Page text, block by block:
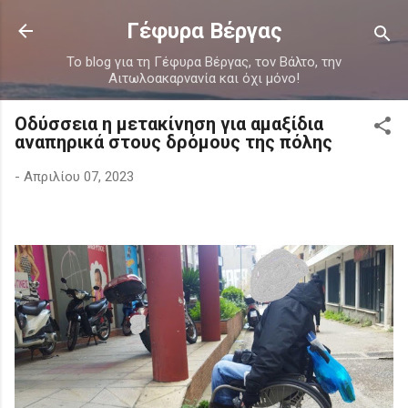
Μετάβαση στο κύριο περιεχόμενο
Γέφυρα Βέργας
Το blog για τη Γέφυρα Βέργας, τον Βάλτο, την
Αιτωλοακαρνανία και όχι μόνο!
Οδύσσεια η μετακίνηση για αμαξίδια
αναπηρικά στους δρόμους της πόλης
- Απριλίου 07, 2023